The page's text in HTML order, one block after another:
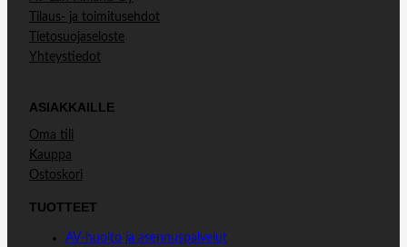
Tilaus- ja toimitusehdot
Tietosuojaseloste
Yhteystiedot
ASIAKKAILLE
Oma tili
Kauppa
Ostoskori
TUOTTEET
AV-huolto ja asennuspalvelut